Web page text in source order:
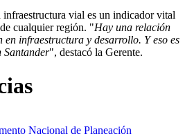
vial es un indicador vital
cualquier región. "Hay una relación
en infraestructura y desarrollo. Y eso es
Santander", destacó la Gerente.